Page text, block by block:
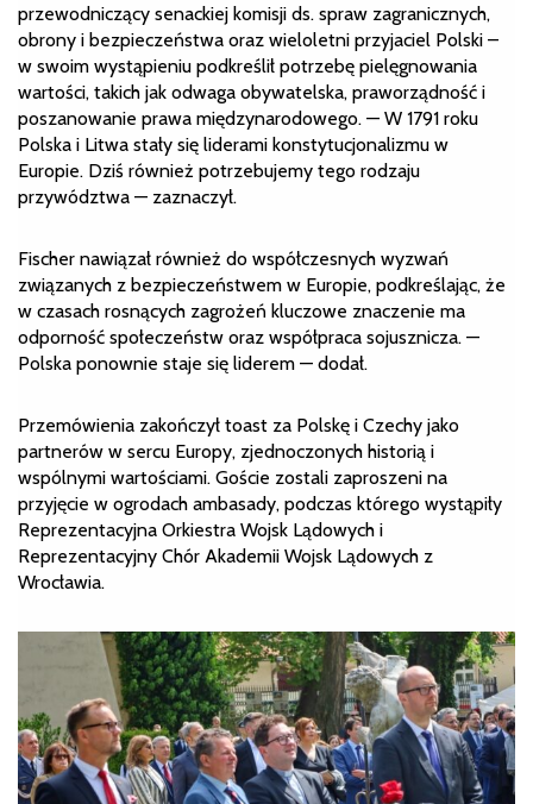
przewodniczący senackiej komisji ds. spraw zagranicznych,
obrony i bezpieczeństwa oraz wieloletni przyjaciel Polski –
w swoim wystąpieniu podkreślił potrzebę pielęgnowania
wartości, takich jak odwaga obywatelska, praworządność i
poszanowanie prawa międzynarodowego. — W 1791 roku
Polska i Litwa stały się liderami konstytucjonalizmu w
Europie. Dziś również potrzebujemy tego rodzaju
przywództwa — zaznaczył.
Fischer nawiązał również do współczesnych wyzwań
związanych z bezpieczeństwem w Europie, podkreślając, że
w czasach rosnących zagrożeń kluczowe znaczenie ma
odporność społeczeństw oraz współpraca sojusznicza. —
Polska ponownie staje się liderem — dodał.
Przemówienia zakończył toast za Polskę i Czechy jako
partnerów w sercu Europy, zjednoczonych historią i
wspólnymi wartościami. Goście zostali zaproszeni na
przyjęcie w ogrodach ambasady, podczas którego wystąpiły
Reprezentacyjna Orkiestra Wojsk Lądowych i
Reprezentacyjny Chór Akademii Wojsk Lądowych z
Wrocławia.